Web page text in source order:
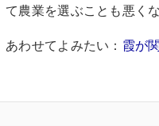
て農業を選ぶことも悪く
あわせてよみたい： 霞が